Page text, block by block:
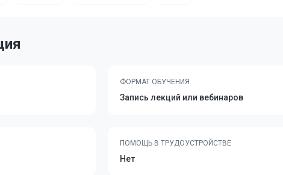
ФОРМАТ ОБУЧЕНИЯ
Запись лекций или вебинаров
ПОМОЩЬ В ТРУДОУСТРОЙСТВЕ
Нет